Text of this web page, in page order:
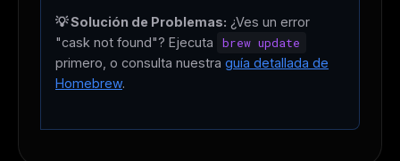
💡 Solución de Problemas: ¿Ves un error
"cask not found"? Ejecuta
brew update
primero, o consulta nuestra guía detallada de
Homebrew.